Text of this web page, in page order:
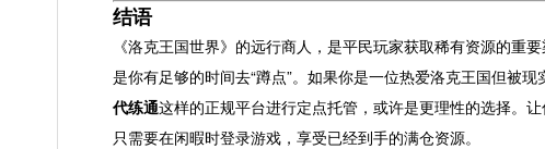
结语
《洛克王国世界》的远行商人，是平民玩家获取稀有资源的重要
是你有足够的时间去“蹲点”。如果你是一位热爱洛克王国但被
代练通这样的正规平台进行定点托管，或许是更理性的选择。
只需要在闲暇时登录游戏，享受已经到手的满仓资源。